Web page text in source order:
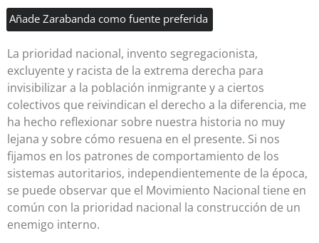
Añade Zarabanda como fuente preferida
La prioridad nacional, invento segregacionista,
excluyente y racista de la extrema derecha para
invisibilizar a la población inmigrante y a ciertos
colectivos que reivindican el derecho a la diferencia, me
ha hecho reflexionar sobre nuestra historia no muy
lejana y sobre cómo resuena en el presente. Si nos
fijamos en los patrones de comportamiento de los
sistemas autoritarios, independientemente de la época,
se puede observar que el Movimiento Nacional tiene en
común con la prioridad nacional la construcción de un
enemigo interno.